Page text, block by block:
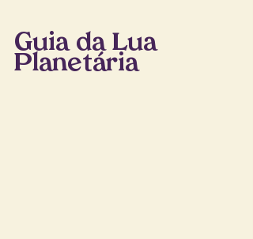
Guia da Lua
Planetária